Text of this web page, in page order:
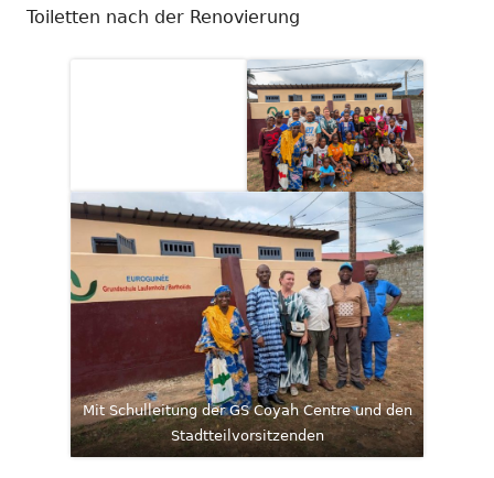
Toiletten nach der Renovierung
Mit Schulleitung der GS Coyah Centre und den
Stadtteilvorsitzenden